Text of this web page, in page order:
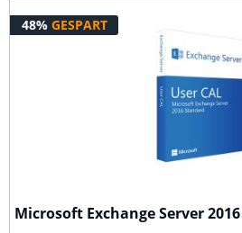
48% GESPART
Microsoft Exchange Server 2016